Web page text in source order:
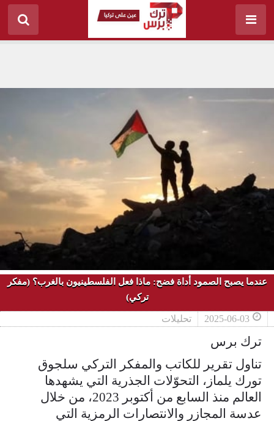
عندما يصبح الصمود أداة فضح: ماذا فعل الفلسطينيون بالغرب؟ (مفكر
تركي)
2025-06-03 تحليلات
ترك برس
تناول تقرير للكاتب والمفكر التركي سلجوق
تورك يلماز، التحوّلات الجذرية التي يشهدها
العالم منذ السابع من أكتوبر 2023، من خلال
عدسة المجازر والانتصارات الرمزية التي